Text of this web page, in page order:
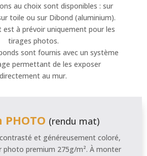
au choix sont disponibles : sur
toile ou sur Dibond (aluminium).
est à prévoir uniquement pour les
tirages photos.
sont fournis avec un système
permettant de les exposer
directement au mur.
(rendu mat)
et généreusement coloré,
photo premium 275g/m². À monter